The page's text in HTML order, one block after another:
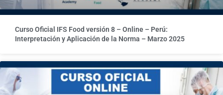
Curso Oficial IFS Food versión 8 – Online – Perú:
Interpretación y Aplicación de la Norma – Marzo 2025